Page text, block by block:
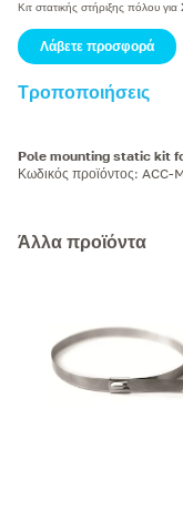
Κιτ στατικής στήριξης πόλου
Λάβετε προσφορά
Τροποποιήσεις
Pole mounting static kit
Κωδικός προϊόντος: ACC-
Άλλα προϊόντα